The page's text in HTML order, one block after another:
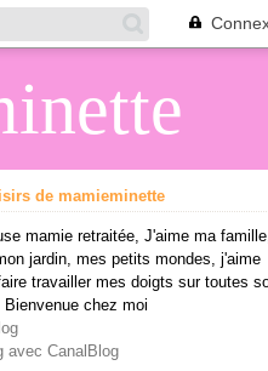
de mamieminette
mamie retraitée, J'aime ma
jardin, mes petits mondes, j'aime
travailler mes doigts sur toutes
chez moi
avec CanalBlog